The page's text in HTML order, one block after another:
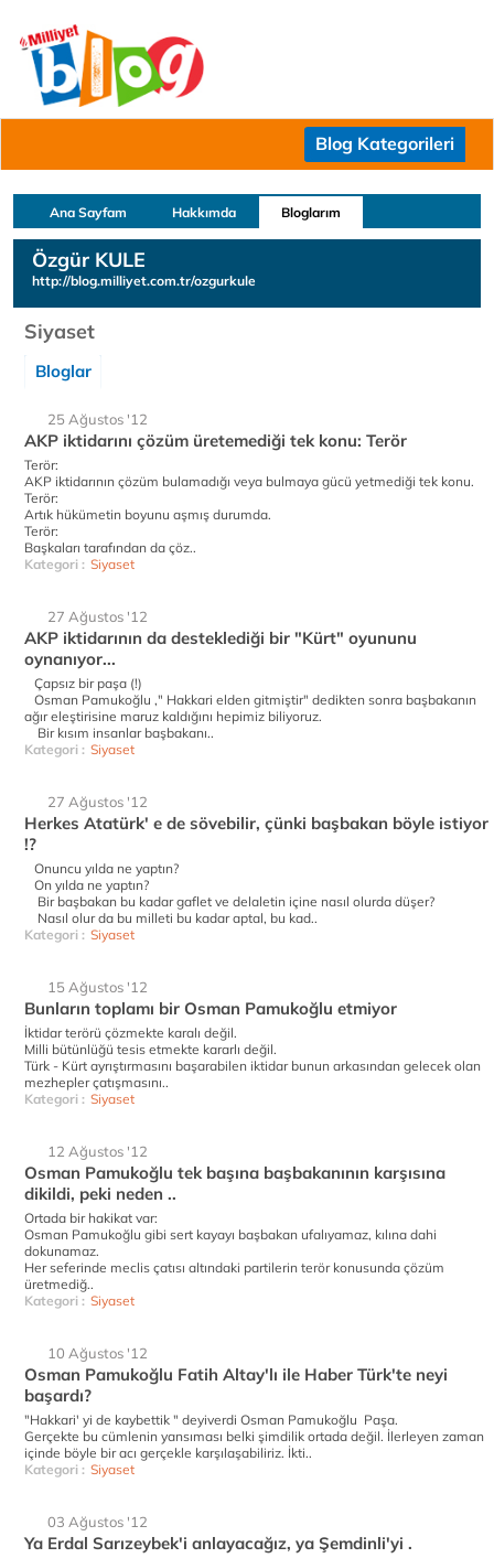
Blog Kategorileri
Ana Sayfam Hakkımda Bloglarım
Özgür KULE
http://blog.milliyet.com.tr/ozgurkule
Siyaset
Bloglar
25 Ağustos '12
AKP iktidarını çözüm üretemediği tek konu: Terör
Terör:
AKP iktidarının çözüm bulamadığı veya bulmaya gücü yetmediği tek konu.
Terör:
Artık hükümetin boyunu aşmış durumda.
Terör:
Başkaları tarafından da çöz..
Kategori : Siyaset
27 Ağustos '12
AKP iktidarının da desteklediği bir "Kürt" oyununu
oynanıyor...
Çapsız bir paşa (!)
Osman Pamukoğlu ," Hakkari elden gitmiştir" dedikten sonra başbakanın
ağır eleştirisine maruz kaldığını hepimiz biliyoruz.
Bir kısım insanlar başbakanı..
Kategori : Siyaset
27 Ağustos '12
Herkes Atatürk' e de sövebilir, çünki başbakan böyle istiyor
!?
Onuncu yılda ne yaptın?
On yılda ne yaptın?
Bir başbakan bu kadar gaflet ve delaletin içine nasıl olurda düşer?
Nasıl olur da bu milleti bu kadar aptal, bu kad..
Kategori : Siyaset
15 Ağustos '12
Bunların toplamı bir Osman Pamukoğlu etmiyor
İktidar terörü çözmekte karalı değil.
Milli bütünlüğü tesis etmekte kararlı değil.
Türk - Kürt ayrıştırmasını başarabilen iktidar bunun arkasından gelecek olan
mezhepler çatışmasını..
Kategori : Siyaset
12 Ağustos '12
Osman Pamukoğlu tek başına başbakanının karşısına
dikildi, peki neden ..
Ortada bir hakikat var:
Osman Pamukoğlu gibi sert kayayı başbakan ufalıyamaz, kılına dahi
dokunamaz.
Her seferinde meclis çatısı altındaki partilerin terör konusunda çözüm
üretmediğ..
Kategori : Siyaset
10 Ağustos '12
Osman Pamukoğlu Fatih Altay'lı ile Haber Türk'te neyi
başardı?
"Hakkari' yi de kaybettik " deyiverdi Osman Pamukoğlu Paşa.
Gerçekte bu cümlenin yansıması belki şimdilik ortada değil. İlerleyen zaman
içinde böyle bir acı gerçekle karşılaşabiliriz. İkti..
Kategori : Siyaset
03 Ağustos '12
Ya Erdal Sarızeybek'i anlayacağız, ya Şemdinli'yi .